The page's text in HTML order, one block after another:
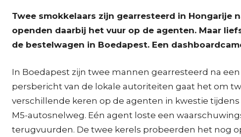
Twee smokkelaars zijn gearresteerd in Hongarije
openden daarbij het vuur op de agenten. Maar
de bestelwagen in Boedapest. Een
In Boedapest zijn twee mannen gearresteerd na
persbericht van de lokale autoriteiten gaat het om
verschillende keren op de agenten in kwestie
M5-autosnelweg. Eén agent loste een
terugvuurden. De twee kerels probeerden het nog